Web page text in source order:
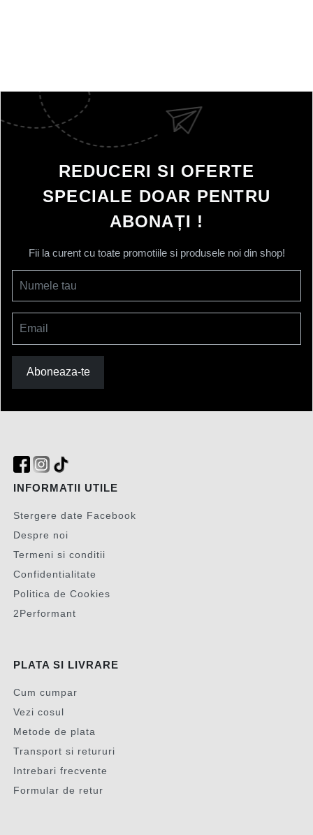
REDUCERI SI OFERTE
SPECIALE DOAR PENTRU
ABONAȚI !
Fii la curent cu toate promotiile si produsele noi din shop!
Numele tau
Email
Aboneaza-te
INFORMATII UTILE
Stergere date Facebook
Despre noi
Termeni si conditii
Confidentialitate
Politica de Cookies
2Performant
PLATA SI LIVRARE
Cum cumpar
Vezi cosul
Metode de plata
Transport si retururi
Intrebari frecvente
Formular de retur